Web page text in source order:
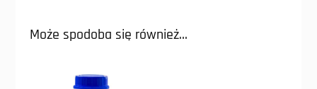
Może spodoba się również…